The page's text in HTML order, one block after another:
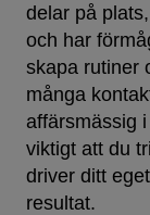
delar på
och har
skapa rutiner
många
affärsmässig
viktigt att du
driver ditt
resultat.